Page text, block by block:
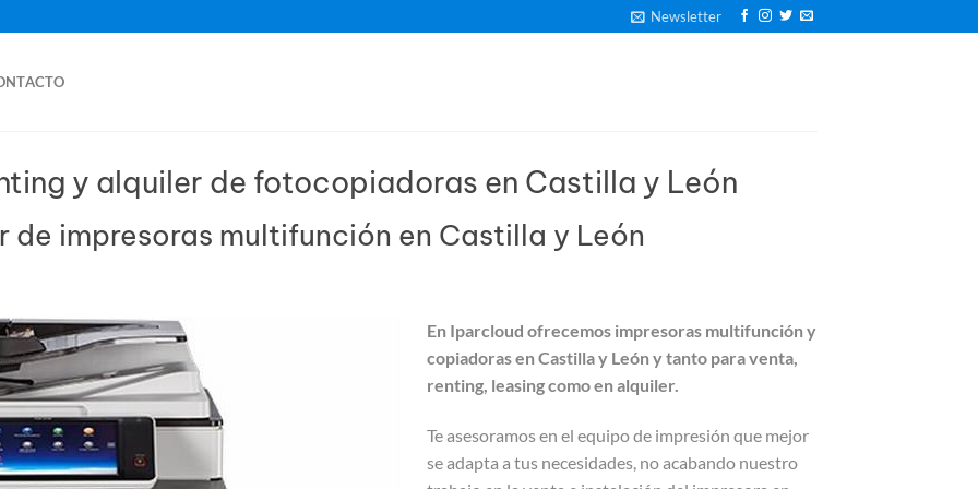
Newsletter
y alquiler de fotocopiadoras en Castilla y León
de impresoras multifunción en Castilla y León
En Iparcloud ofrecemos impresoras multifunción y
copiadoras en Castilla y León y tanto para venta,
renting, leasing como en alquiler.
Te asesoramos en el equipo de impresión que mejor
se adapta a tus necesidades, no acabando nuestro